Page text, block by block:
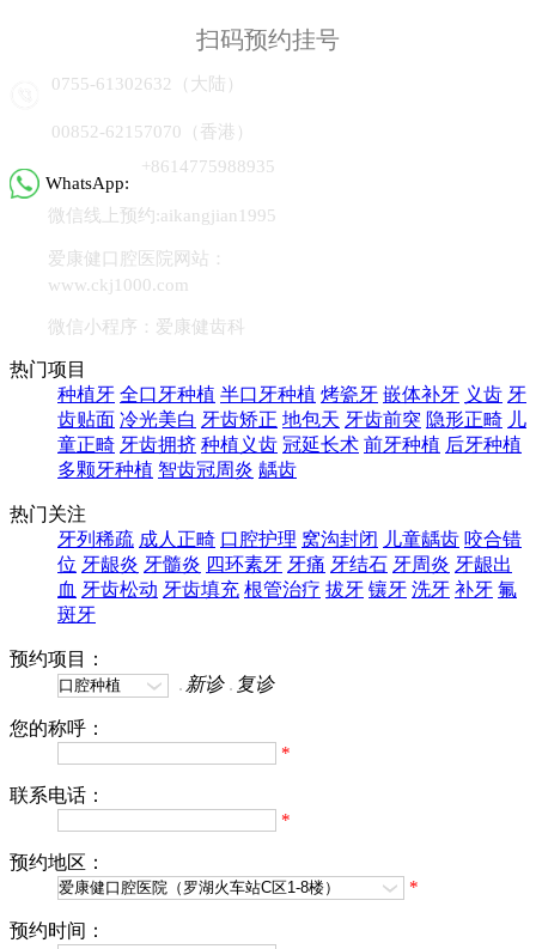
扫码预约挂号
0755-61302632（大陆）
00852-62157070（香港）
WhatsApp:
+8614775988935
微信线上预约:aikangjian1995
爱康健口腔医院网站：
www.ckj1000.com
微信小程序：爱康健齿科
热门项目
种植牙 全口牙种植 半口牙种植 烤瓷牙 嵌体补牙 义齿 牙
齿贴面 冷光美白 牙齿矫正 地包天 牙齿前突 隐形正畸 儿
童正畸 牙齿拥挤 种植义齿 冠延长术 前牙种植 后牙种植
多颗牙种植 智齿冠周炎 龋齿
热门关注
牙列稀疏 成人正畸 口腔护理 窝沟封闭 儿童龋齿 咬合错
位 牙龈炎 牙髓炎 四环素牙 牙痛 牙结石 牙周炎 牙龈出
血 牙齿松动 牙齿填充 根管治疗 拔牙 镶牙 洗牙 补牙 氟
斑牙
预约项目：
新诊
复诊
您的称呼：
*
联系电话：
*
预约地区：
*
预约时间：